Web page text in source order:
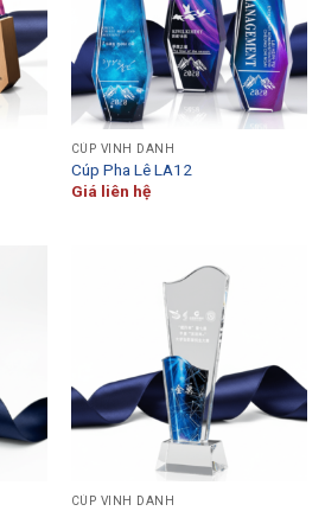
CÚP VINH DANH
Cúp Pha Lê LA12
Giá liên hệ
CÚP VINH DANH